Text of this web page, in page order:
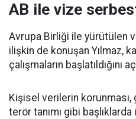
AB ile vize
Avrupa Birliği ile yürütülen
ilişkin de konuşan Yılmaz,
çalışmaların başlatıldığını
Kişisel verilerin korunması,
terör tanımı gibi